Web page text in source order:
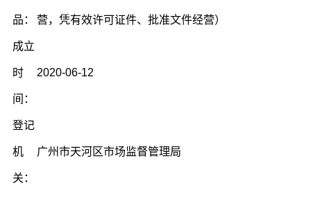
品： 营，凭有效许可证件、批准文件经营）
成立
时
间：
2020-06-12
登记
机
关：
广州市天河区市场监督管理局